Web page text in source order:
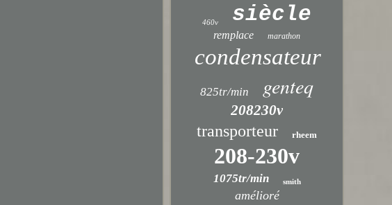
460v siècle
remplace marathon
condensateur
825tr/min genteq
208230v
transporteur rheem
208-230v
1075tr/min smith
amélioré